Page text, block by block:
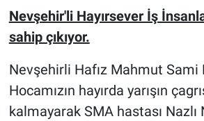
Nevşehir'li Hayırsever İş
sahip çıkıyor.
Nevşehirli Hafız Mahmut Sami
Hocamızın hayırda yarışın
kalmayarak SMA hastası Nazlı
Kırşehir
Yerel
Genel